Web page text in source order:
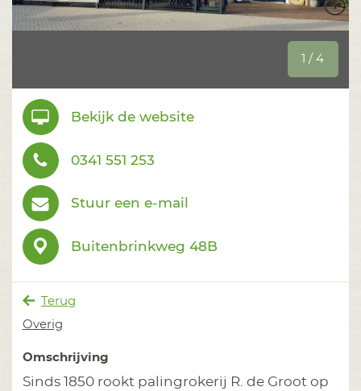
1 / 4
Bekijk de website
0341 551 253
Stuur een e-mail
Buitenbrinkweg 48B
Terug
Overig
Omschrijving
Sinds 1850 rookt palingrokerij R. de Groot op